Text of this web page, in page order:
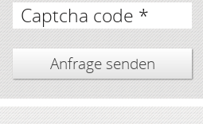
Captcha code *